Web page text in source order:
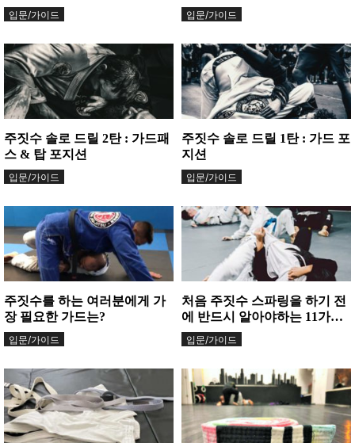
입문/가이드 입문/가이드
주짓수 솔로 드릴 2탄 : 가드패
스 & 탑 포지션
입문/가이드
주짓수 솔로 드릴 1탄 : 가드 포
지션
입문/가이드
주짓수를 하는 여러분에게 가
장 필요한 가드는?
입문/가이드
처음 주짓수 스파링을 하기 전
에 반드시 알아야하는 11가지
사항
입문/가이드